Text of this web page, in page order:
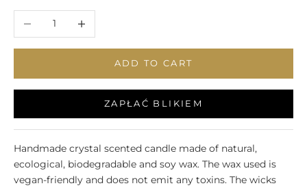
Handmade crystal scented candle made of natural,
ecological, biodegradable and soy wax. The wax used is
vegan-friendly and does not emit any toxins. The wicks
Decrease quantity
ADD TO CART
ZAPŁAĆ BLIKIEM